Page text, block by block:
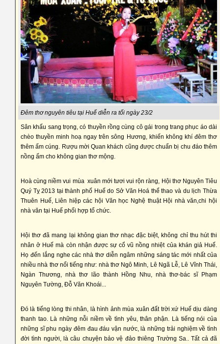
Đêm thơ nguyên tiêu tại Huế diễn ra tối ngày 23/2
Sân khấu sang trọng, có thuyền rồng cùng cô gái trong trang phục áo dài
chèo thuyền minh hoạ ngay trên sông Hương, khiến không khí đêm thơ
thêm ấm cúng. Rượu mời Quan khách cũng được chuẩn bị chu đáo thêm
nồng ấm cho không gian thơ mộng.
Hoà cùng niềm vui mùa xuân mới tươi vui rộn ràng, Hội thơ Nguyên Tiêu
Quý Tỵ 2013 tại thành phố Huế do Sở Văn Hoá thể thao và du lịch Thừa
Thuên Huế, Liên hiệp các hội Văn học Nghệ thuật Hội nhà văn,chi hội
nhà văn tại Huế phối hợp tổ chức.
Hội thơ đã mang lại không gian thơ nhạc đặc biệt, không chỉ thu hút thi
nhân ở Huế mà còn nhận được sự cổ vũ nồng nhiệt của khán giả Huế.
Họ đến lắng nghe các nhà thơ diễn ngâm những sáng tác mới nhất của
nhiều nhà thơ nổi tiếng như: nhà thơ Ngô Minh, Lê Ngã Lễ, Lê Vĩnh Thái,
Ngàn Thương, nhà thơ lão thành Hồng Nhu, nhà thơ-bác sĩ Phạm
Nguyên Tường, Đỗ Văn Khoái...
Đó là tiếng lòng thi nhân, là hình ảnh mùa xuân đất trời xứ Huế dịu dàng
thanh tao. Là những nỗi niềm về tình yêu, thân phận. Là tiếng nói của
những sĩ phu ngày đêm đau đáu vận nước, là những trải nghiệm về tình
đời tình người, là câu chuyện bảo vệ đảo thiêng Trường Sa.. Tất cả đã